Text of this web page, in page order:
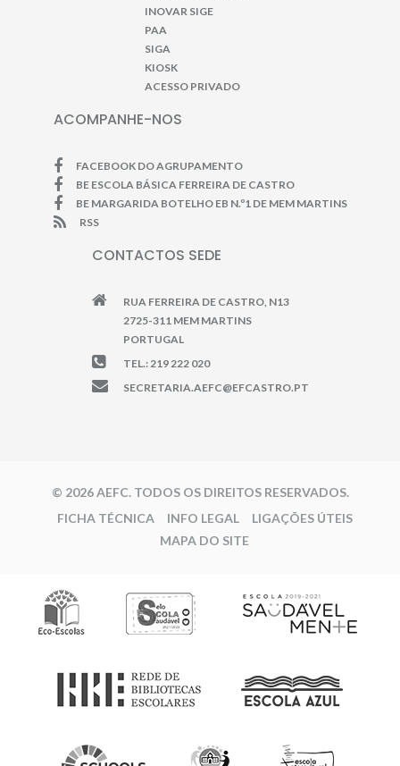
INOVAR SIGE
PAA
SIGA
KIOSK
ACESSO PRIVADO
ACOMPANHE-NOS
FACEBOOK DO AGRUPAMENTO
BE ESCOLA BÁSICA FERREIRA DE CASTRO
BE MARGARIDA BOTELHO EB N.º1 DE MEM MARTINS
RSS
CONTACTOS SEDE
RUA FERREIRA DE CASTRO, N13
2725-311 MEM MARTINS
PORTUGAL
TEL.: 219 222 020
SECRETARIA.AEFC@EFCASTRO.PT
© 2026 AEFC. TODOS OS DIREITOS RESERVADOS.
FICHA TÉCNICA
INFO LEGAL
LIGAÇÕES ÚTEIS
MAPA DO SITE